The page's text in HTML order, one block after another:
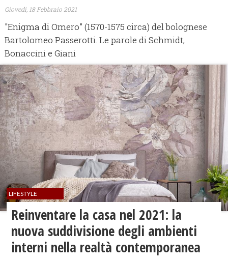
Giovedì, 18 Febbraio 2021
"Enigma di Omero" (1570-1575 circa) del bolognese
Bartolomeo Passerotti. Le parole di Schmidt,
Bonaccini e Giani
LIFESTYLE
​Reinventare la casa nel 2021: la
nuova suddivisione degli ambienti
interni nella realtà contemporanea